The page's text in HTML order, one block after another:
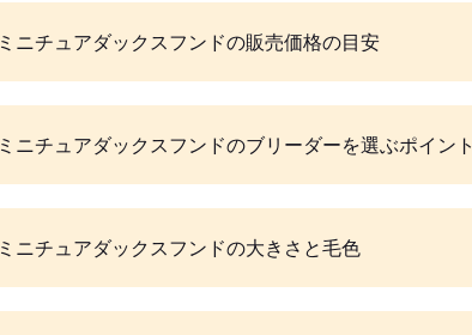
ミニチュアダックスフンドの販売価格の目安
ミニチュアダックスフンドのブリーダーを選ぶポイント
ミニチュアダックスフンドの大きさと毛色